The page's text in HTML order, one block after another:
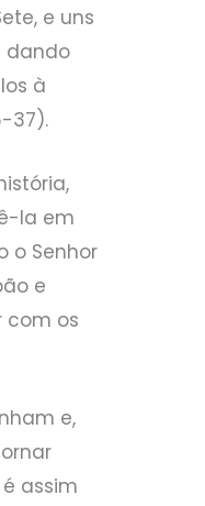
e uns
dando
à
37).
la em
o Senhor
e
com os
e,
assim